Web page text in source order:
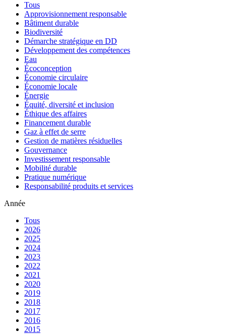
Tous
Approvisionnement responsable
Bâtiment durable
Biodiversité
Démarche stratégique en DD
Développement des compétences
Eau
Écoconception
Économie circulaire
Économie locale
Énergie
Équité, diversité et inclusion
Éthique des affaires
Financement durable
Gaz à effet de serre
Gestion de matières résiduelles
Gouvernance
Investissement responsable
Mobilité durable
Pratique numérique
Responsabilité produits et services
Année
Tous
2026
2025
2024
2023
2022
2021
2020
2019
2018
2017
2016
2015